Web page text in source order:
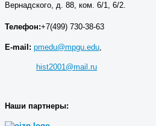
Вернадского, д. 88, ком. 6/1, 6/2.
Телефон:+7(499) 730-38-63
E-mail: pmedu@mpgu.edu,
hist2001@mail.ru
Наши партнеры: